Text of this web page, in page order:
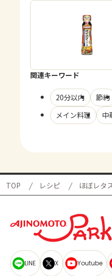
「Cook
商品
関連キーワード
20分以内 節約
メイン料理
中
TOP レシピ ほぼレタ
LINE X Youtube